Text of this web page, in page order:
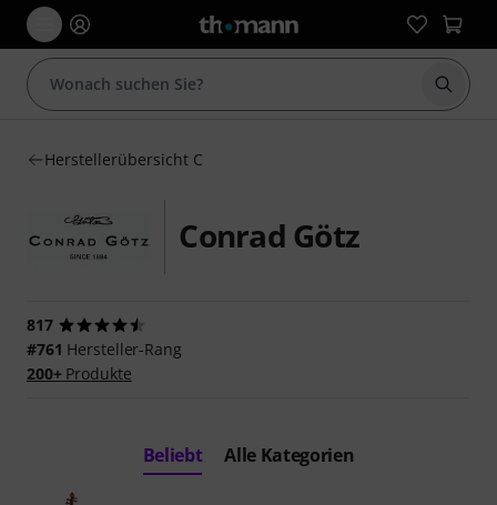
Suche
Herstellerübersicht C
Conrad Götz
817
#761 Hersteller-Rang
200+Produkte
Beliebt Alle Kategorien